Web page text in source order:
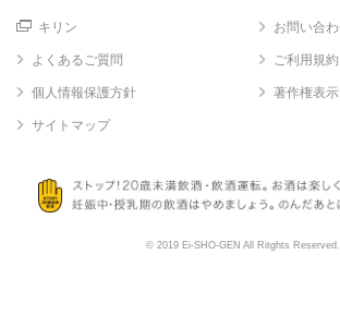
キリン お問い合
よくあるご質問 ご利用規約
個人情報保護方針 著作権表
サイトマップ
© 2019 Ei-SHO-GEN All Ritghts Reserved.